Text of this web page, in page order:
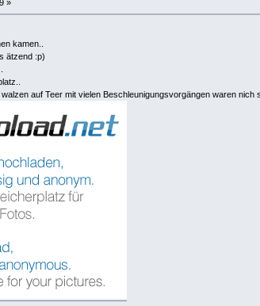
»
kamen..
ätzend :p)
auf Teer mit vielen Beschleunigungsvorgängen waren nich